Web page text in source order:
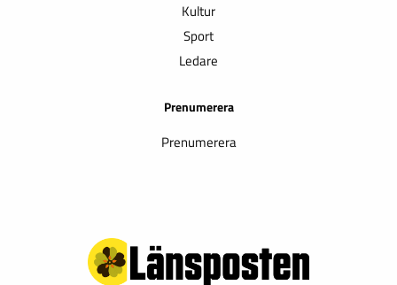
Kultur
Sport
Ledare
Prenumerera
Prenumerera